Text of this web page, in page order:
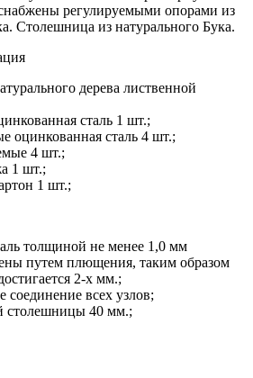
регулируемыми опорами из
Столешница из натурального Бука.
дерева лиственной
сталь 1 шт.;
оцинкованная сталь 4 шт.;
4 шт.;
1 шт.;
1 шт.;
толщиной не менее 1,0 мм
путем плющения, таким образом
2-х мм.;
соединение всех узлов;
столешницы 40 мм.;